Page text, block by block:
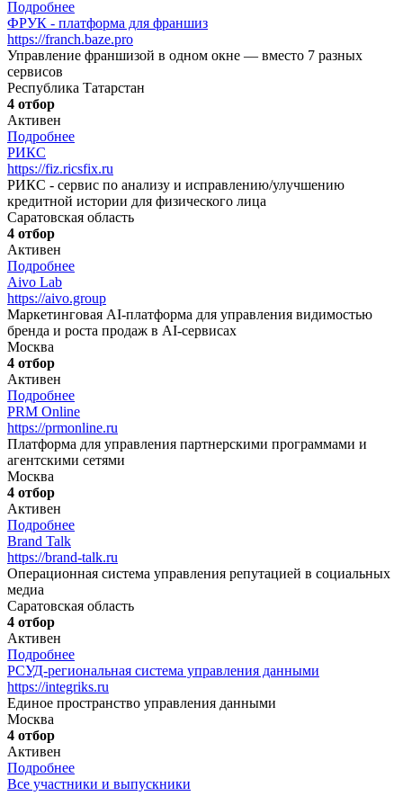
Подробнее
ФРУК - платформа для франшиз
https://franch.baze.pro
Управление франшизой в одном окне — вместо 7 разных
сервисов
Республика Татарстан
4 отбор
Активен
Подробнее
РИКС
https://fiz.ricsfix.ru
РИКС - сервис по анализу и исправлению/улучшению
кредитной истории для физического лица
Саратовская область
4 отбор
Активен
Подробнее
Aivo Lab
https://aivo.group
Маркетинговая AI-платформа для управления видимостью
бренда и роста продаж в AI-сервисах
Москва
4 отбор
Активен
Подробнее
PRM Online
https://prmonline.ru
Платформа для управления партнерскими программами и
агентскими сетями
Москва
4 отбор
Активен
Подробнее
Brand Talk
https://brand-talk.ru
Операционная система управления репутацией в социальных
медиа
Саратовская область
4 отбор
Активен
Подробнее
РСУД-региональная система управления данными
https://integriks.ru
Единое пространство управления данными
Москва
4 отбор
Активен
Подробнее
Все участники и выпускники